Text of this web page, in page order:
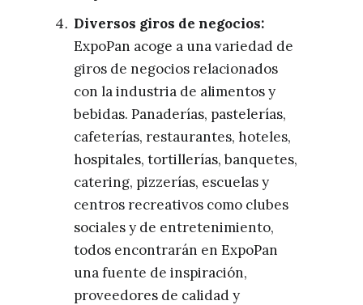
Diversos giros de negocios:
ExpoPan acoge a una variedad de
giros de negocios relacionados
con la industria de alimentos y
bebidas. Panaderías, pastelerías,
cafeterías, restaurantes, hoteles,
hospitales, tortillerías, banquetes,
catering, pizzerías, escuelas y
centros recreativos como clubes
sociales y de entretenimiento,
todos encontrarán en ExpoPan
una fuente de inspiración,
proveedores de calidad y